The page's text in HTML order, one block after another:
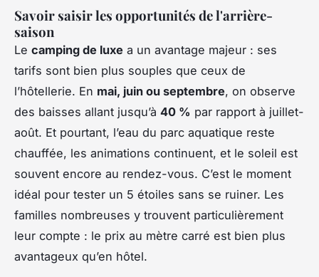
Savoir saisir les opportunités de l'arrière-
saison
Le camping de luxe a un avantage majeur : ses
tarifs sont bien plus souples que ceux de
l’hôtellerie. En mai, juin ou septembre, on observe
des baisses allant jusqu’à 40 % par rapport à juillet-
août. Et pourtant, l’eau du parc aquatique reste
chauffée, les animations continuent, et le soleil est
souvent encore au rendez-vous. C’est le moment
idéal pour tester un 5 étoiles sans se ruiner. Les
familles nombreuses y trouvent particulièrement
leur compte : le prix au mètre carré est bien plus
avantageux qu’en hôtel.